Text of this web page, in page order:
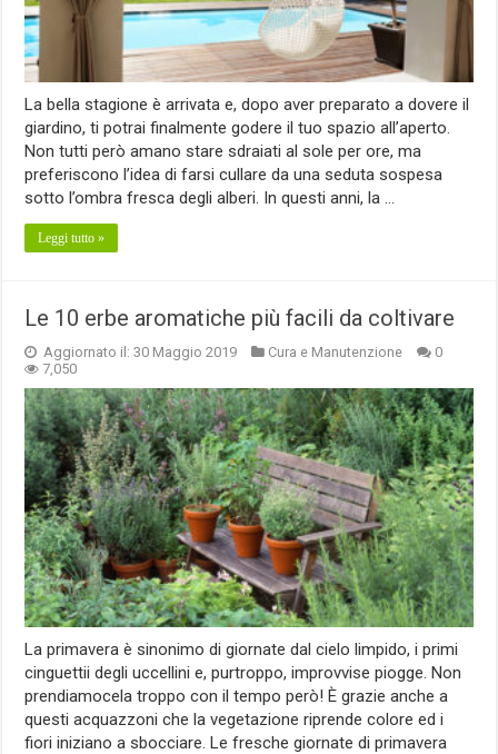
La bella stagione è arrivata e, dopo aver preparato a dovere il
giardino, ti potrai finalmente godere il tuo spazio all’aperto.
Non tutti però amano stare sdraiati al sole per ore, ma
preferiscono l’idea di farsi cullare da una seduta sospesa
sotto l’ombra fresca degli alberi. In questi anni, la …
Leggi tutto »
Le 10 erbe aromatiche più facili da coltivare
Aggiornato il: 30 Maggio 2019 Cura e Manutenzione
0
7,050
La primavera è sinonimo di giornate dal cielo limpido, i primi
cinguettii degli uccellini e, purtroppo, improvvise piogge. Non
prendiamocela troppo con il tempo però! È grazie anche a
questi acquazzoni che la vegetazione riprende colore ed i
fiori iniziano a sbocciare. Le fresche giornate di primavera